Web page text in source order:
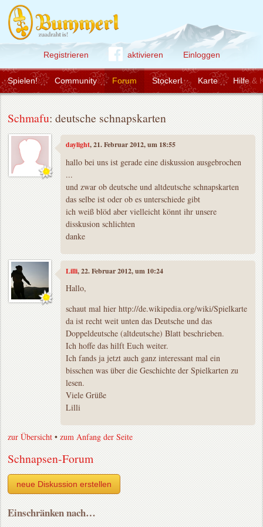
Registrieren aktivieren Einloggen
Community Forum Stockerl Karte Hilfe &
Spielen!
Schmafu: deutsche schnapskarten
daylight, 21. Februar 2012, um 18:55
hallo bei uns ist gerade eine diskussion ausgebrochen
...
und zwar ob deutsche und altdeutsche schnapskarten
das selbe ist oder ob es unterschiede gibt
ich weiß blöd aber vielleicht könnt ihr unsere
disskusion schlichten
danke
Lilli, 22. Februar 2012, um 10:24
Hallo,
schaut mal hier http://de.wikipedia.org/wiki/Spielkarte
da ist recht weit unten das Deutsche und das
Doppeldeutsche (altdeutsche) Blatt beschrieben.
Ich hoffe das hilft Euch weiter.
Ich fands ja jetzt auch ganz interessant mal ein
bisschen was über die Geschichte der Spielkarten zu
lesen.
Viele Grüße
Lilli
zur Übersicht •zum Anfang der Seite
Schnapsen-Forum
neue Diskussion erstellen
Einschränken nach…